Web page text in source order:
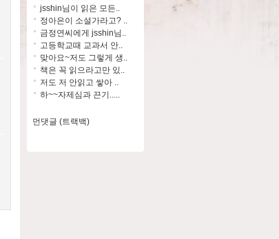
jsshin님이 읽은 모든..
정아은이 소설가라고? ..
금정연씨에게 jsshin님..
고등학교때 교과서 안..
맞아요~저도 그렇게 생..
책은 꼭 읽으라고만 있..
저도 저 안읽고 쌓아 ..
하~~자제심과 끈기.....
먼댓글 (트랙백)